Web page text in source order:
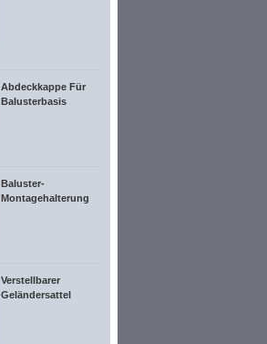
Abdeckkappe Für
Balusterbasis
Baluster-
Montagehalterung
Verstellbarer
Geländersattel